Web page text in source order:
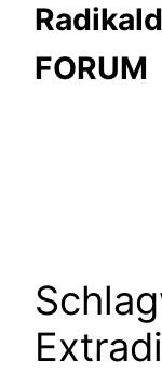
FORUM